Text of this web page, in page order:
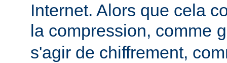
Internet. Alors que cela
la compression, comme
s'agir de chiffrement,